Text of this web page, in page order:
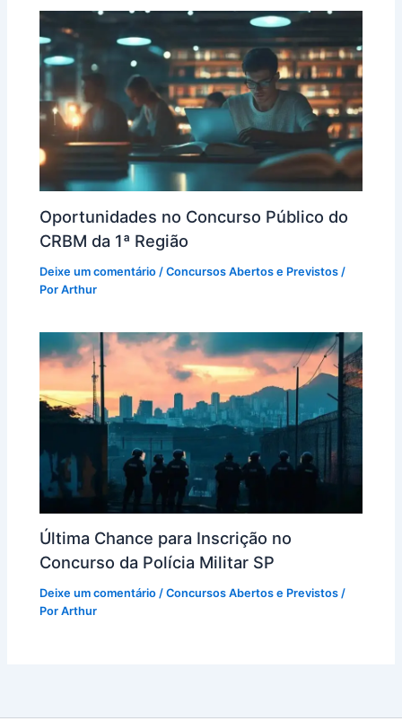
Oportunidades no Concurso Público do
CRBM da 1ª Região
Deixe um comentário /Concursos Abertos e Previstos /
PorArthur
Última Chance para Inscrição no
Concurso da Polícia Militar SP
Deixe um comentário /Concursos Abertos e Previstos /
PorArthur